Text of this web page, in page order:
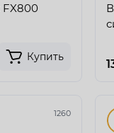
Купить
1260